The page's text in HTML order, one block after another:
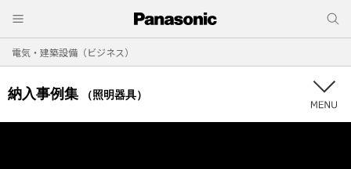
電気・建築設備（ビジネス）
納入事例集 （照明器具）